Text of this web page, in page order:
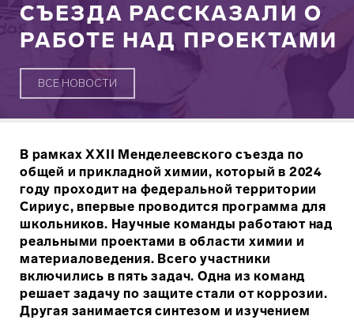
СЪЕЗДА РАССКАЗАЛИ О
РАБОТЕ НАД ПРОЕКТАМИ
ВСЕ НОВОСТИ
В рамках XXII Менделеевского съезда по
общей и прикладной химии, который в 2024
году проходит на федеральной территории
Сириус, впервые проводится программа для
школьников. Научные команды работают над
реальными проектами в области химии и
материаловедения. Всего участники
включились в пять задач. Одна из команд
решает задачу по защите стали от коррозии.
Другая занимается синтезом и изучением